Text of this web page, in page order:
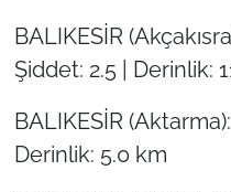
BALIKESİR
Şiddet: 2.5 | Derinlik:
BALIKESİR
Derinlik: 5.0 km